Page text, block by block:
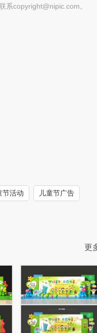
系copyright@nipic.com。
节活动 儿童节广告
更